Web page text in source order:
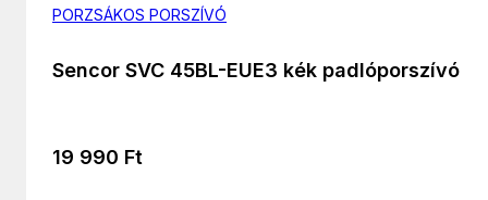
PORZSÁKOS PORSZÍVÓ
Sencor SVC 45BL-EUE3 kék padlóporszívó
19 990 Ft